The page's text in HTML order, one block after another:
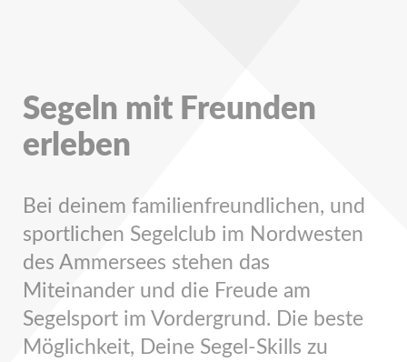
Segeln mit Freunden
erleben
Bei deinem familienfreundlichen, und
sportlichen Segelclub im Nordwesten
des Ammersees stehen das
Miteinander und die Freude am
Segelsport im Vordergrund. Die beste
Möglichkeit, Deine Segel-Skills zu